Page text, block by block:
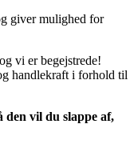
giver mulighed for
vi er begejstrede!
handlekraft i forhold til
vil du slappe af,